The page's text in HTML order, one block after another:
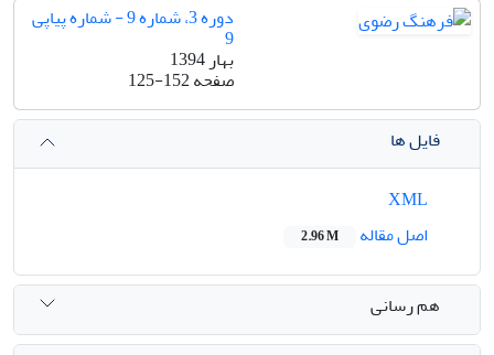
دوره 3، شماره 9 - شماره پیاپی
9
بهار 1394
صفحه125-152
فایل ها
اصل مقاله
2.96 M
هم رسانی